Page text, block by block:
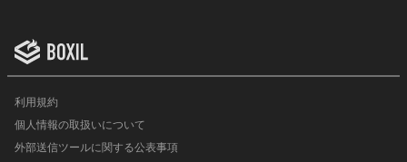
利用規約
個人情報の取扱いについて
外部送信ツールに関する公表事項